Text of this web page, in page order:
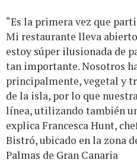
“Es la primera vez que
Mi restaurante lleva
estoy súper ilusionada de
tan importante. Nosotros
principalmente, vegetal y
de la isla, por lo que
línea, utilizando también
explica Francesca Hunt,
Bistró, ubicado en la zona
Palmas de Gran Canaria